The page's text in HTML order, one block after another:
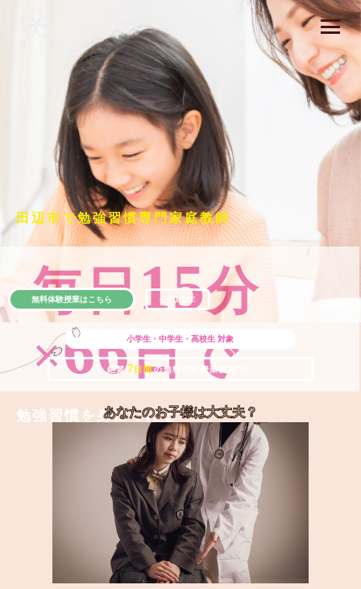
田辺市で勉強習慣専門家庭教師
毎日15分
×66日で
勉強習慣を身につける
小学生・中学生・高校生 対象
＼ 絶賛 7 日間の無料体験授業実施中!! ／
無料体験授業はこちら 公式LINE
あなたのお子様は大丈夫？